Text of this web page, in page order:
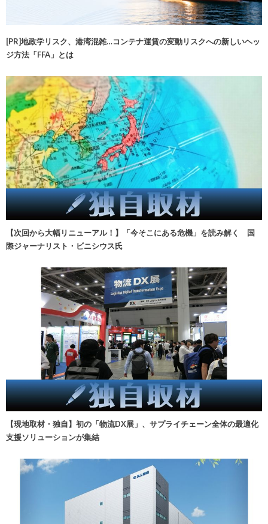
[PR]地政学リスク、港湾混雑…コンテナ運賃の変動リスクへの新しいヘッ
ジ方法「FFA」とは
【次回から大幅リニューアル！】「今そこにある危機」を読み解く 国
際ジャーナリスト・ビニシウス氏
【現地取材・独自】初の「物流DX展」、サプライチェーン全体の最適化
支援ソリューションが集結